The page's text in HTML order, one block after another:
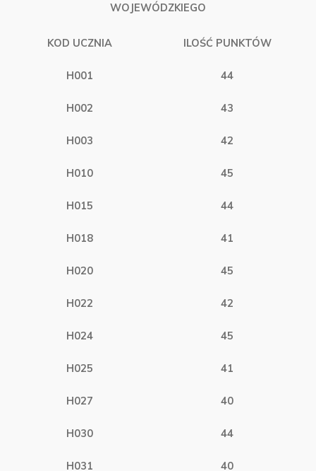
WOJEWÓDZKIEGO
KOD UCZNIA ILOŚĆ PUNKTÓW
H001 44
H002 43
H003 42
H010 45
H015 44
H018 41
H020 45
H022 42
H024 45
H025 41
H027 40
H030 44
H031 40